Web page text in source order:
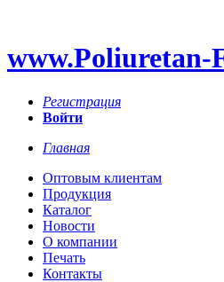
www.Poliuretan-
Регистрация
Войти
Главная
Оптовым клиентам
Продукция
Каталог
Новости
О компании
Печать
Контакты